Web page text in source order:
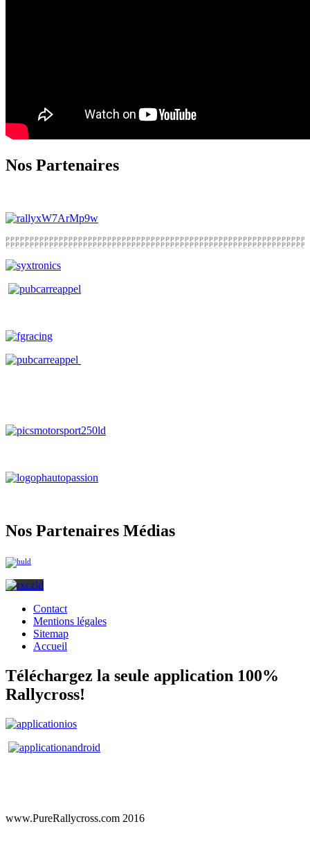
Nos Partenaires
Nos Partenaires Médias
Contact
Mentions légales
Sitemap
Accueil
Téléchargez la seule application 100%
Rallycross!
www.PureRallycross.com 2016